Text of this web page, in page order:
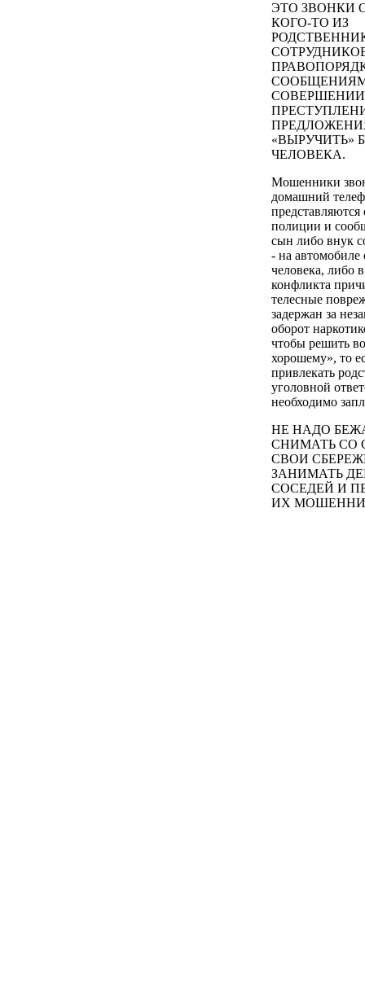
ЭТО ЗВОНКИ
КОГО-ТО ИЗ
СОВЕРШЕНИИ
«ВЫРУЧИТЬ»
ЧЕЛОВЕКА.
Мошенники
домашний
полиции и
сын либо внук
- на автомобиле
человека, либо
конфликта
телесные
задержан за
оборот
чтобы решить
хорошему», то
привлекать
уголовной
необходимо
НЕ НАДО
СНИМАТЬ СО
СВОИ
ЗАНИМАТЬ
СОСЕДЕЙ И
ИX